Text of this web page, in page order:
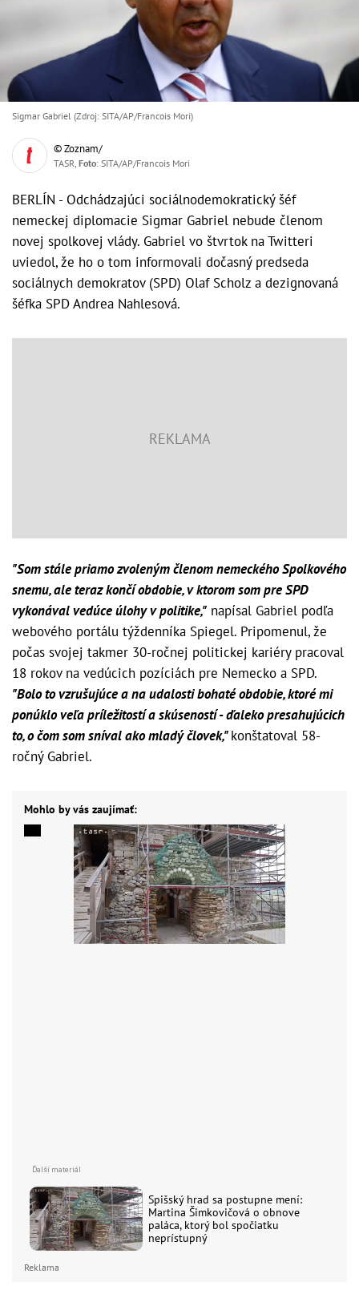
Sigmar Gabriel (Zdroj: SITA/AP/Francois Mori)
© Zoznam/
TASR, Foto: SITA/AP/Francois Mori
BERLÍN - Odchádzajúci sociálnodemokratický šéf
nemeckej diplomacie Sigmar Gabriel nebude členom
novej spolkovej vlády. Gabriel vo štvrtok na Twitteri
uviedol, že ho o tom informovali dočasný predseda
sociálnych demokratov (SPD) Olaf Scholz a dezignovaná
šéfka SPD Andrea Nahlesová.
"Som stále priamo zvoleným členom nemeckého Spolkového
snemu, ale teraz končí obdobie, v ktorom som pre SPD
vykonával vedúce úlohy v politike," napísal Gabriel podľa
webového portálu týždenníka Spiegel. Pripomenul, že
počas svojej takmer 30-ročnej politickej kariéry pracoval
18 rokov na vedúcich pozíciách pre Nemecko a SPD.
"Bolo to vzrušujúce a na udalosti bohaté obdobie, ktoré mi
ponúklo veľa príležitostí a skúseností - ďaleko presahujúcich
to, o čom som sníval ako mladý človek,"konštatoval 58-
ročný Gabriel.
Mohlo by vás zaujímať:
Spišský hrad sa postupne mení:
Martina Šimkovičová o obnove
paláca, ktorý bol spočiatku
neprístupný
Reklama